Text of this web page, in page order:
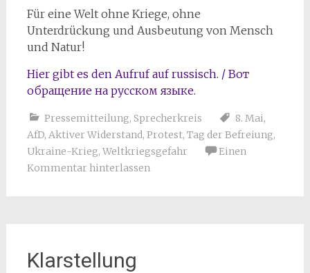
Für eine Welt ohne Kriege, ohne
Unterdrückung und Ausbeutung von Mensch
und Natur!
Hier gibt es den Aufruf auf russisch. / Вот
обращение на русском языке.
Pressemitteilung, Sprecherkreis 8. Mai,
AfD, Aktiver Widerstand, Protest, Tag der Befreiung,
Ukraine-Krieg, Weltkriegsgefahr
Einen
Kommentar hinterlassen
Klarstellung